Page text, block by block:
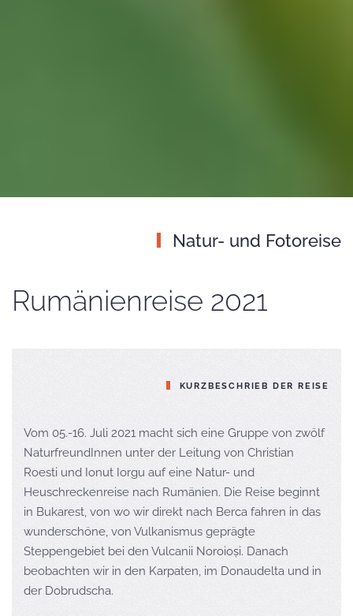
Natur- und Fotoreise
Rumänienreise 2021
KURZBESCHRIEB DER REISE
Vom 05.-16. Juli 2021 macht sich eine Gruppe von zwölf
NaturfreundInnen unter der Leitung von Christian
Roesti und Ionut Iorgu auf eine Natur- und
Heuschreckenreise nach Rumänien. Die Reise beginnt
in Bukarest, von wo wir direkt nach Berca fahren in das
wunderschöne, von Vulkanismus geprägte
Steppengebiet bei den Vulcanii Noroioși. Danach
beobachten wir in den Karpaten, im Donaudelta und in
der Dobrudscha.